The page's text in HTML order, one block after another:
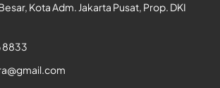
Kota Adm. Jakarta Pusat, Prop. DKI
8833